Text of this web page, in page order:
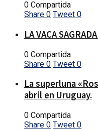
0 Compartida
Share 0 Tweet 0
LA VACA
0 Compartida
Share 0 Tweet 0
La superluna
abril en Uruguay.
0 Compartida
Share 0 Tweet 0